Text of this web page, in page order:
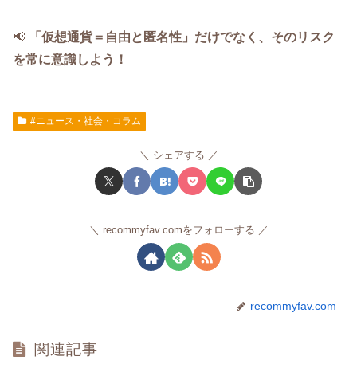
📢
「仮想通貨＝自由と匿名性」だけでなく、そのリスク
を常に意識しよう！
#ニュース・社会・コラム
シェアする
recommyfav.comをフォローする
recommyfav.com
関連記事